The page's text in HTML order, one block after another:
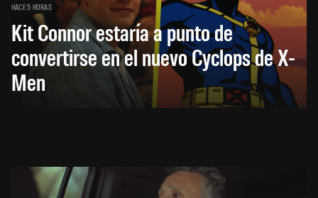
HACE 5 HORAS
Kit Connor estaría a punto de
convertirse en el nuevo Cyclops de X-
Men